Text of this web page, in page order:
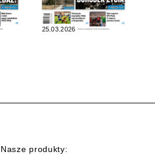
25.03.2026
Nasze produkty: